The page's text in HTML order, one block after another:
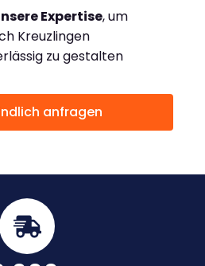
Expertise, um
Kreuzlingen
zu gestalten
anfragen